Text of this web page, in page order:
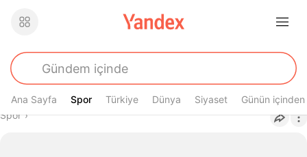
Ana Sayfa Spor
Spor Türkiye Dünya Siyaset Günün içinden
Buradasın
Spor›